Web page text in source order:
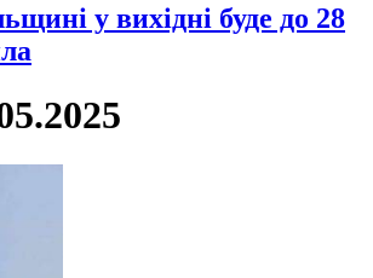
у вихідні буде до 28